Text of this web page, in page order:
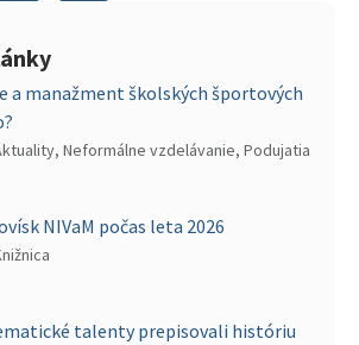
a manažment školských športových
Neformálne vzdelávanie, Podujatia
NIVaM počas leta 2026
talenty prepisovali históriu